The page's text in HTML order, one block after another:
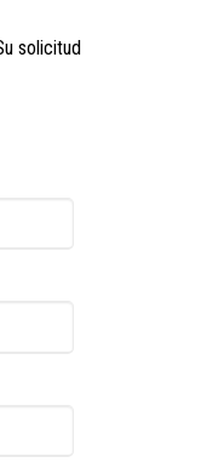
solicitud